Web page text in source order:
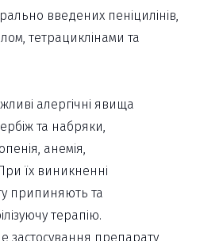
введених пеніцилінів,
тетрациклінами та
алергічні явища
та набряки,
анемія,
їх виникненні
припиняють та
терапію.
застосування препарату